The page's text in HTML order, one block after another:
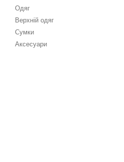
Одяг
Верхній одяг
Сумки
Аксесуари